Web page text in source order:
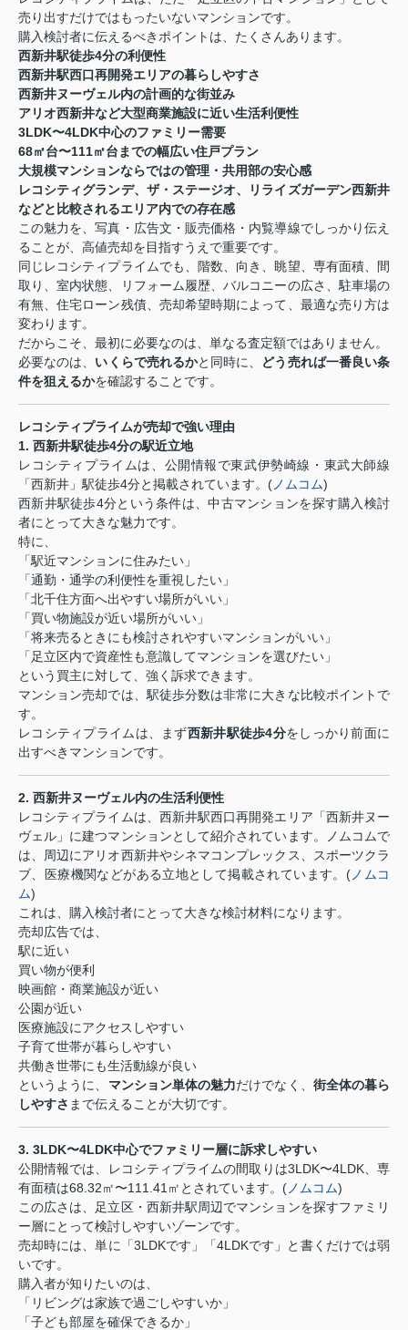
売り出すだけではもったいないマンションです。
購入検討者に伝えるべきポイントは、たくさんあります。
西新井駅徒歩4分の利便性
西新井駅西口再開発エリアの暮らしやすさ
西新井ヌーヴェル内の計画的な街並み
アリオ西新井など大型商業施設に近い生活利便性
3LDK〜4LDK中心のファミリー需要
68㎡台〜111㎡台までの幅広い住戸プラン
大規模マンションならではの管理・共用部の安心感
レコシティグランデ、ザ・ステージオ、リライズガーデン西新井
などと比較されるエリア内での存在感
この魅力を、写真・広告文・販売価格・内覧導線でしっかり伝え
ることが、高値売却を目指すうえで重要です。
同じレコシティプライムでも、階数、向き、眺望、専有面積、間
取り、室内状態、リフォーム履歴、バルコニーの広さ、駐車場の
有無、住宅ローン残債、売却希望時期によって、最適な売り方は
変わります。
だからこそ、最初に必要なのは、単なる査定額ではありません。
必要なのは、 いくらで売れるかと同時に、
どう売れば一番良い条
件を狙えるかを確認することです。
レコシティプライムが売却で強い理由
1. 西新井駅徒歩4分の駅近立地
レコシティプライムは、公開情報で東武伊勢崎線・東武大師線
「西新井」駅徒歩4分と掲載されています。 ( ノムコム)
西新井駅徒歩4分という条件は、中古マンションを探す購入検討
者にとって大きな魅力です。
特に、
「駅近マンションに住みたい」
「通勤・通学の利便性を重視したい」
「北千住方面へ出やすい場所がいい」
「買い物施設が近い場所がいい」
「将来売るときにも検討されやすいマンションがいい」
「足立区内で資産性も意識してマンションを選びたい」
という買主に対して、強く訴求できます。
マンション売却では、駅徒歩分数は非常に大きな比較ポイントで
す。
レコシティプライムは、まず西新井駅徒歩4分をしっかり前面に
出すべきマンションです。
2. 西新井ヌーヴェル内の生活利便性
レコシティプライムは、西新井駅西口再開発エリア「西新井ヌー
ヴェル」に建つマンションとして紹介されています。ノムコムで
は、周辺にアリオ西新井やシネマコンプレックス、スポーツクラ
ブ、医療機関などがある立地として掲載されています。 (ノムコ
ム)
これは、購入検討者にとって大きな検討材料になります。
売却広告では、
駅に近い
買い物が便利
映画館・商業施設が近い
公園が近い
医療施設にアクセスしやすい
子育て世帯が暮らしやすい
共働き世帯にも生活動線が良い
というように、 マンション単体の魅力だけでなく、 街全体の暮ら
しやすさ まで伝えることが大切です。
3. 3LDK〜4LDK中心でファミリー層に訴求しやすい
公開情報では、レコシティプライムの間取りは3LDK〜4LDK、専
有面積は68.32㎡〜111.41 ㎡とされています。 ( ノムコム)
この広さは、足立区・西新井駅周辺でマンションを探すファミリ
ー層にとって検討しやすいゾーンです。
売却時には、単に「3LDKです」「4LDKです」と書くだけでは弱
いです。
購入者が知りたいのは、
「リビングは家族で過ごしやすいか」
「子ども部屋を確保できるか」